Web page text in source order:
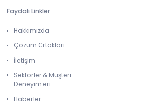
Faydalı Linkler
Hakkımızda
Çözüm Ortakları
İletişim
Sektörler & Müşteri
Deneyimleri
Haberler